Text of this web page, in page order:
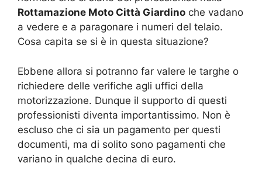
Rottamazione Moto Città Giardino che vadano
a vedere e a paragonare i numeri del telaio.
Cosa capita se si è in questa situazione?
Ebbene allora si potranno far valere le targhe o
richiedere delle verifiche agli uffici della
motorizzazione. Dunque il supporto di questi
professionisti diventa importantissimo. Non è
escluso che ci sia un pagamento per questi
documenti, ma di solito sono pagamenti che
variano in qualche decina di euro.